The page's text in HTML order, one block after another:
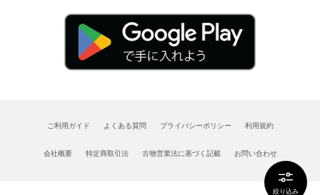
絞り込み
ご利用ガイド よくある質問 プライバシーポリシー 利用規約
会社概要 特定商取引法 古物営業法に基づく記載 お問い合わせ